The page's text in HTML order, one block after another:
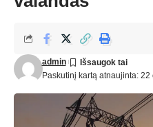
Paskutinį kartą atnaujinta:
admin